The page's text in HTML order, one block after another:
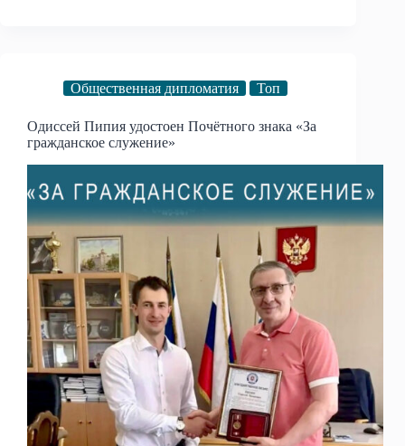
Общественная дипломатия Топ
Одиссей Пипия удостоен Почётного знака «За
гражданское служение»